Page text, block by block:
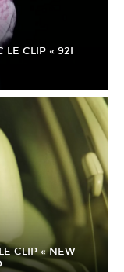
LE CLIP « 92I
CLIP « NEW